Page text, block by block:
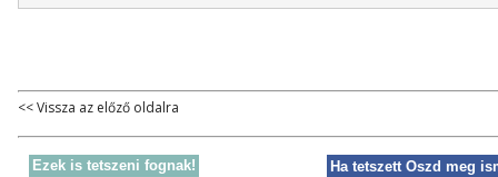
<< Vissza az előző oldalra
Ezek is tetszeni fognak! Ha tetszett Oszd meg